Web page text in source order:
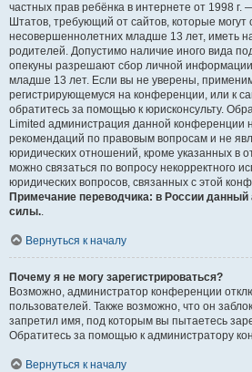
частных прав ребёнка в интернете от 1998
Штатов, требующий от сайтов, которые
несовершеннолетних младше 13 лет, иметь
родителей. Допустимо наличие иного вида
опекуны разрешают сбор личной
младше 13 лет. Если вы не уверены,
регистрирующемуся на конференции, или к
обратитесь за помощью к юрисконсульту.
Limited администрация данной конференции
рекомендаций по правовым вопросам и не
юридических отношений, кроме указанных в
можно связаться по вопросу некорректного
юридических вопросов, связанных с этой
Примечание переводчика: в России данный
силы..
Вернуться к началу
Почему я не могу зарегистрироваться?
Возможно, администратор конференции
пользователей. Также возможно, что он
запретил имя, под которым вы пытаетесь
Обратитесь за помощью к администратору
Вернуться к началу